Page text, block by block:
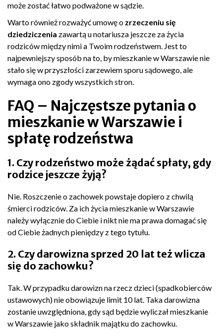
może zostać łatwo podważone w sądzie.
Warto również rozważyć umowę o zrzeczeniu się
dziedziczenia zawartą u notariusza jeszcze za życia
rodziców między nimi a Twoim rodzeństwem. Jest to
najpewniejszy sposób na to, by mieszkanie w Warszawie nie
stało się w przyszłości zarzewiem sporu sądowego, ale
wymaga ono zgody wszystkich stron.
FAQ – Najczęstsze pytania o
mieszkanie w Warszawie i
spłatę rodzeństwa
1. Czy rodzeństwo może żądać spłaty, gdy
rodzice jeszcze żyją?
Nie. Roszczenie o zachowek powstaje dopiero z chwilą
śmierci rodziców. Za ich życia mieszkanie w Warszawie
należy wyłącznie do Ciebie i nikt nie ma prawa domagać się
od Ciebie żadnych pieniędzy z tego tytułu.
2. Czy darowizna sprzed 20 lat też wlicza
się do zachowku?
Tak. W przypadku darowizn na rzecz dzieci (spadkobierców
ustawowych) nie obowiązuje limit 10 lat. Taka darowizna
zostanie uwzględniona, gdy sąd będzie wyliczał mieszkanie
w Warszawie jako składnik majątku do zachowku.